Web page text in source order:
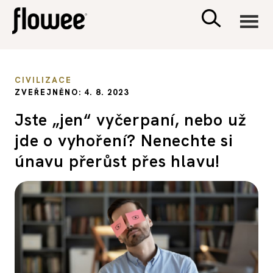
PSYCHOLOGIE
SEX A VZTAHY
PORADNA
CIVILIZACE
ZVEŘEJNĚNO: 4. 8. 2023
Jste „jen“ vyčerpaní, nebo už
jde o vyhoření? Nenechte si
únavu přerůst přes hlavu!